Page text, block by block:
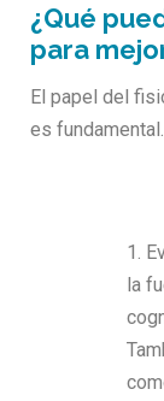
¿Qué
para
El papel del
es
la